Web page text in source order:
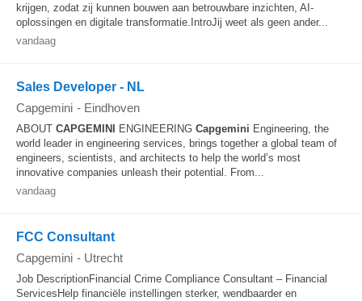
krijgen, zodat zij kunnen bouwen aan betrouwbare inzichten, AI-
oplossingen en digitale transformatie.IntroJij weet als geen ander...
vandaag
Sales Developer - NL
Capgemini - Eindhoven
ABOUT CAPGEMINI ENGINEERING Capgemini Engineering, the
world leader in engineering services, brings together a global team of
engineers, scientists, and architects to help the world’s most
innovative companies unleash their potential. From...
vandaag
FCC Consultant
Capgemini - Utrecht
Job DescriptionFinancial Crime Compliance Consultant – Financial
ServicesHelp financiële instellingen sterker, wendbaarder en